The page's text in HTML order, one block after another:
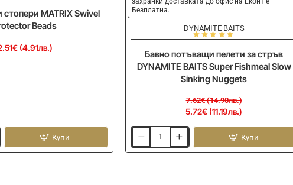
MATRIX Swivel
Beads
(4.91лв.)
Купи
Безплатна.
DYNAMITE BAITS
Бавно потъващи пелети за стръв
DYNAMITE BAITS Super Fishmeal Slow
Sinking Nuggets
5.72€ (11.19лв.)
7.62€ (14.90лв.)
потъващи
Купи